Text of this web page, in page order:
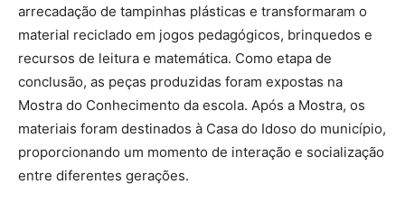
arrecadação de tampinhas plásticas e transformaram o
material reciclado em jogos pedagógicos, brinquedos e
recursos de leitura e matemática. Como etapa de
conclusão, as peças produzidas foram expostas na
Mostra do Conhecimento da escola. Após a Mostra, os
materiais foram destinados à Casa do Idoso do município,
proporcionando um momento de interação e socialização
entre diferentes gerações.